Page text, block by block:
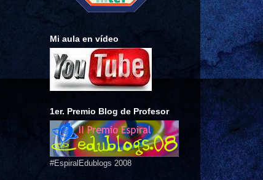
Mi aula en vídeo
1er. Premio Blog de Profesor
#EspiralEdublogs 2008